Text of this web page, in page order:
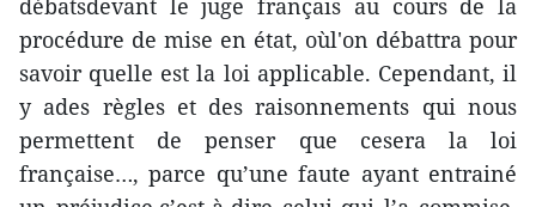
débatsdevant le juge français au cours de la
procédure de mise en état, oùl'on débattra pour
savoir quelle est la loi applicable. Cependant, il
y ades règles et des raisonnements qui nous
permettent de penser que cesera la loi
française…, parce qu’une faute ayant entrainé